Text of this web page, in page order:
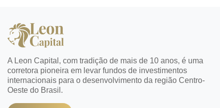
A Leon Capital, com tradição de mais de 10 anos, é uma
corretora pioneira em levar fundos de investimentos
internacionais para o desenvolvimento da região Centro-
Oeste do Brasil.